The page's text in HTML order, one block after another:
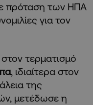
πρόταση των ΗΠΑ
για τον
τερματισμό
, ιδιαίτερα στον
της
μετέδωσε η